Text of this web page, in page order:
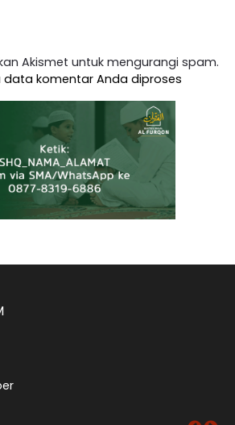
Akismet untuk mengurangi spam.
data komentar Anda diproses